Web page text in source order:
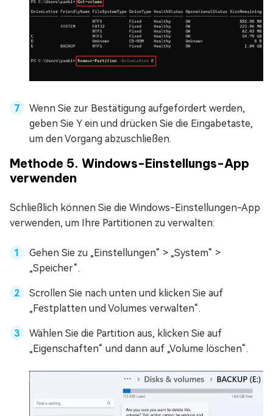
Wenn Sie zur Bestätigung aufgefordert werden,
geben Sie Y ein und drücken Sie die Eingabetaste,
um den Vorgang abzuschließen.
Methode 5. Windows-Einstellungs-App
verwenden
Schließlich können Sie die Windows-Einstellungen-App
verwenden, um Ihre Partitionen zu verwalten:
Gehen Sie zu „Einstellungen“ > „System“ >
„Speicher“.
Scrollen Sie nach unten und klicken Sie auf
„Festplatten und Volumes verwalten“.
Wählen Sie die Partition aus, klicken Sie auf
„Eigenschaften“ und dann auf „Volume löschen“.